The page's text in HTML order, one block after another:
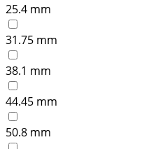
25.4 mm
31.75 mm
38.1 mm
44.45 mm
50.8 mm